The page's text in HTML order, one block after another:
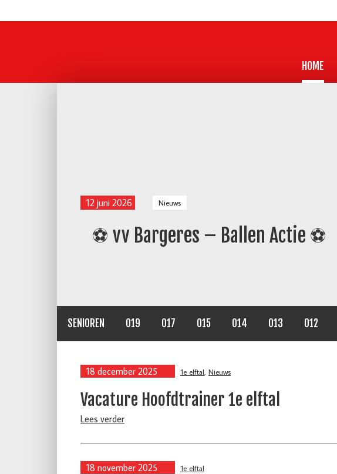
HOME
12 juni 2026 Nieuws
⚽ vv Bargeres – Ballen Actie ⚽
SENIOREN O19 O17 O15 O14 O13 O12
18 december 2025 1e elftal Nieuws
Vacature Hoofdtrainer 1e elftal
Lees verder
18 november 2025 1e elftal